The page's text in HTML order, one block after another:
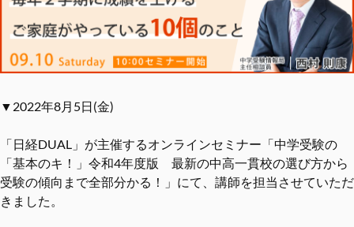
▼2022年8月5日(金)
「日経DUAL」が主催するオンラインセミナー「中学受験の
「基本のキ！」令和4年度版 最新の中高一貫校の選び方から
受験の傾向まで全部分かる！」にて、講師を担当させていただ
きました。